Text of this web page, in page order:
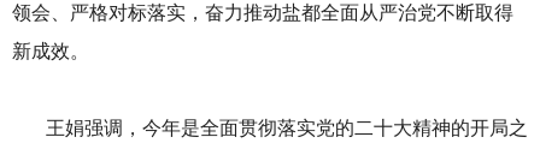
领会、严格对标落实，奋力推动盐都全面从严治党不断取得
新成效。
王娟强调，今年是全面贯彻落实党的二十大精神的开局之